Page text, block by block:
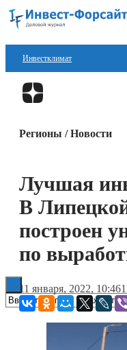
Инвестклимат
Финансы
Технологии
Книги
Регионы / Новости
Лучшая
В
построен
по
11 января, 2022, 10:46